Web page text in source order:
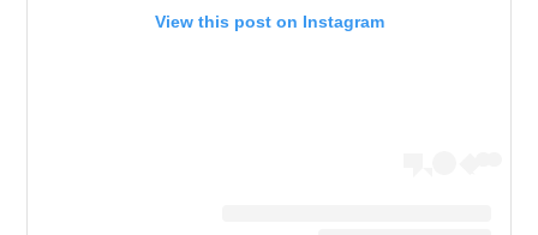
View this post on Instagram